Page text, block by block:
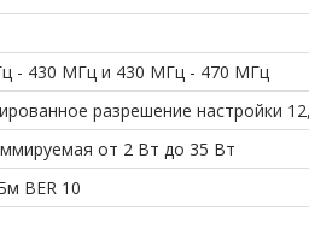
- 430 МГц и 430 МГц - 470 МГц
разрешение настройки
от 2 Вт до 35 Вт
BER 10
в аренду